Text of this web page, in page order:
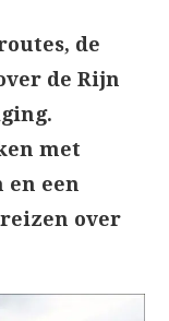
de
de Rijn
met
en een
over